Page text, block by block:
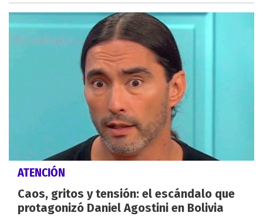
ATENCIÓN
Caos, gritos y tensión: el escándalo que
protagonizó Daniel Agostini en Bolivia